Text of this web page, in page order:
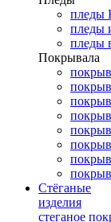
пледы
пледы
пледы
Покрывала
Стёганые
изделия
стеганое